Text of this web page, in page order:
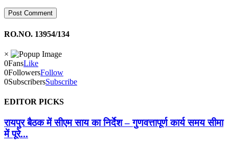
RO.NO. 13954/134
×
0FansLike
0FollowersFollow
0SubscribersSubscribe
EDITOR PICKS
रायपुर बैठक में सीएम साय का निर्देश – गुणवत्तापूर्ण कार्य समय सीमा
में पूरे...